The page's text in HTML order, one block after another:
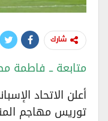
شارك
متابعة ــ فاطمة
أعلن الاتحاد
توريس مهاجم